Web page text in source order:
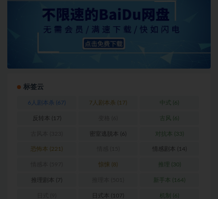
标签云
6人剧本杀 (67) 7人剧本杀 (17) 中式 (6)
反转本 (17) 古风 (6)
密室逃脱本 (6) 对抗本 (33)
恐怖本 (221) 情感剧本 (14)
惊悚 (8) 推理 (30)
推理剧本 (7) 新手本 (164)
日式本 (107) 机制 (6)